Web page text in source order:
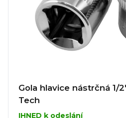
Gola hlavice nástrčná 1/
Tech
IHNED k odeslání